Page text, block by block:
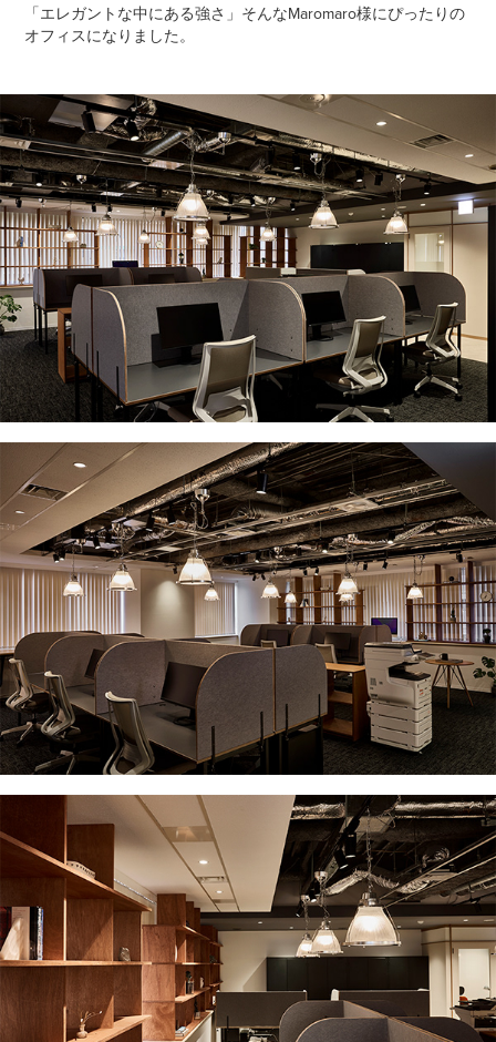
「エレガントな中にある強さ」そんなMaromaro様にぴったりの
オフィスになりました。